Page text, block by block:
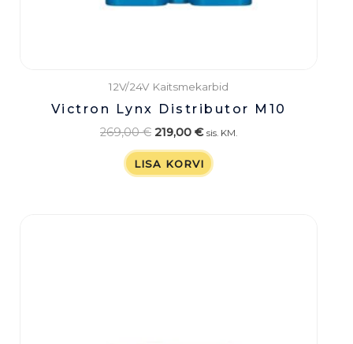
12V/24V Kaitsmekarbid
Victron Lynx Distributor M10
269,00€ 219,00 € sis. KM.
LISA KORVI